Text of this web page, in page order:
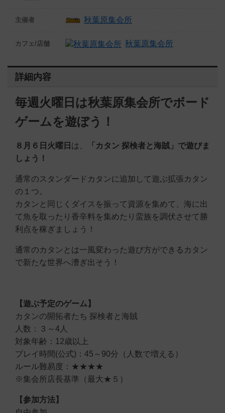
主催者 秋葉原集会所
カフェ/店舗 秋葉原集会所
詳細内容
毎週火曜日は秋葉原集会所でボード
ゲームを遊ぼう！
８月６日火曜日 は、 「カタン 探検者と海賊」 で遊びま
しょう！
通常のスタンダードカタンに追加して遊ぶ拡張カタン
の１つ。
カタンと同じくダイスを振って資源を集めて、海に出
て魚を取ったり香辛料を集めたり蛮族を調伏させて勝
利点を稼ぎましょう！
通常のカタンとは一風変わった遊び方ができるカタン
で新たな世界へ漕ぎ出そう！
【遊ぶ予定のゲーム】
カタンの開拓者たち 探検者と海賊
人数：３～4人
対象年齢：12歳以上
プレイ時間(公式)：45～90分（人数で増える）
ルール難易度：★★★★
※集会所店長基準（最大★５）
【参加方法】